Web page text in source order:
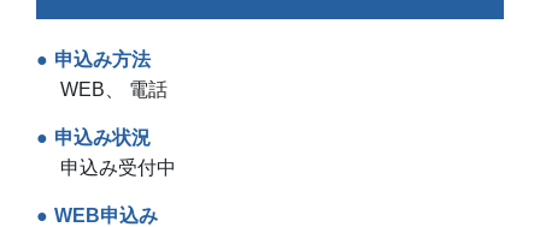
申込み方法
WEB、 電話
申込み状況
申込み受付中
WEB申込み